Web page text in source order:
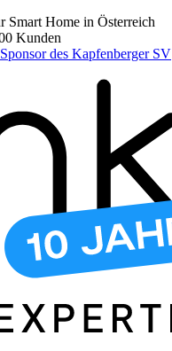
Smart Home in Österreich
Kunden
des Kapfenberger SV